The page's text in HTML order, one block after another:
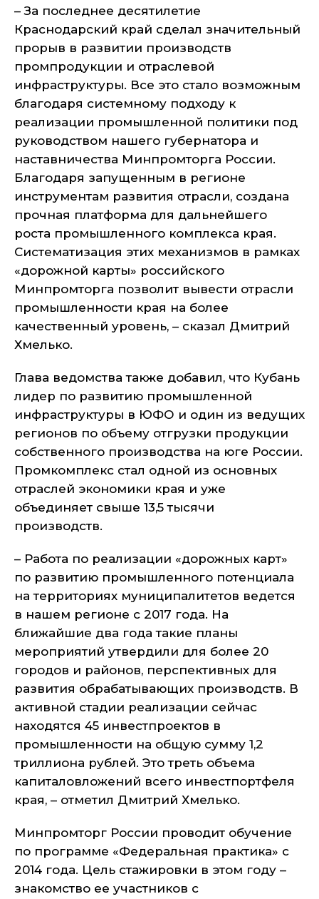
– За последнее десятилетие
Краснодарский край сделал значительный
прорыв в развитии производств
промпродукции и отраслевой
инфраструктуры. Все это стало возможным
благодаря системному подходу к
реализации промышленной политики под
руководством нашего губернатора и
наставничества Минпромторга России.
Благодаря запущенным в регионе
инструментам развития отрасли, создана
прочная платформа для дальнейшего
роста промышленного комплекса края.
Систематизация этих механизмов в рамках
«дорожной карты» российского
Минпромторга позволит вывести отрасли
промышленности края на более
качественный уровень, – сказал Дмитрий
Хмелько.
Глава ведомства также добавил, что Кубань
лидер по развитию промышленной
инфраструктуры в ЮФО и один из ведущих
регионов по объему отгрузки продукции
собственного производства на юге России.
Промкомплекс стал одной из основных
отраслей экономики края и уже
объединяет свыше 13,5 тысячи
производств.
– Работа по реализации «дорожных карт»
по развитию промышленного потенциала
на территориях муниципалитетов ведется
в нашем регионе с 2017 года. На
ближайшие два года такие планы
мероприятий утвердили для более 20
городов и районов, перспективных для
развития обрабатывающих производств. В
активной стадии реализации сейчас
находятся 45 инвестпроектов в
промышленности на общую сумму 1,2
триллиона рублей. Это треть объема
капиталовложений всего инвестпортфеля
края, – отметил Дмитрий Хмелько.
Минпромторг России проводит обучение
по программе «Федеральная практика» с
2014 года. Цель стажировки в этом году –
знакомство ее участников с